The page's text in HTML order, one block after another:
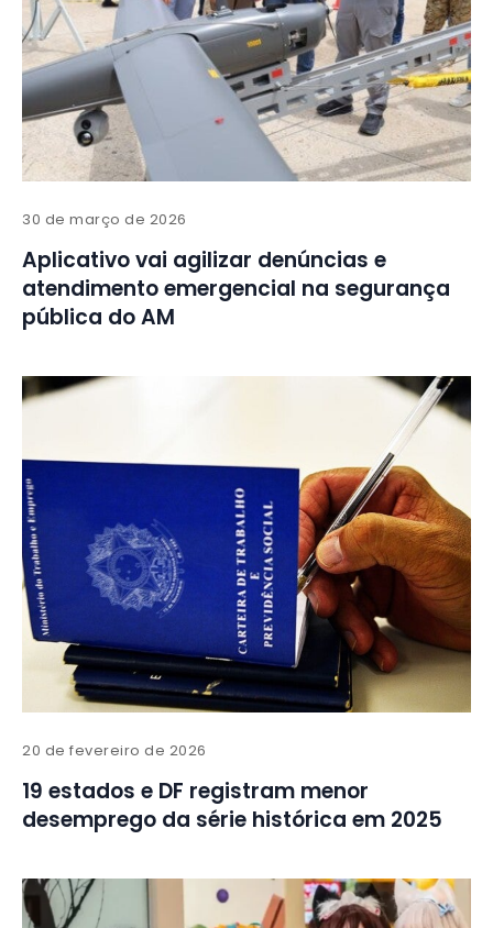
30 de março de 2026
Aplicativo vai agilizar denúncias e
atendimento emergencial na segurança
pública do AM
20 de fevereiro de 2026
19 estados e DF registram menor
desemprego da série histórica em 2025